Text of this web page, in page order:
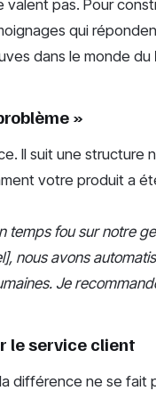
valent pas. Pour
qui
dans le monde du
»
Il suit une structure
votre produit a
temps fou sur notre
nous avons
Je
le service client
différence ne se fait